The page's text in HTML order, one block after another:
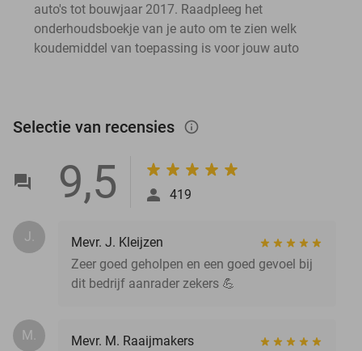
auto's tot bouwjaar 2017. Raadpleeg het
onderhoudsboekje van je auto om te zien welk
koudemiddel van toepassing is voor jouw auto
Selectie van recensies info_outlined
9,5 419
J.
Mevr. J. Kleijzen
Zeer goed geholpen en een goed gevoel bij
dit bedrijf aanrader zekers 💪
M.
Mevr. M. Raaijmakers